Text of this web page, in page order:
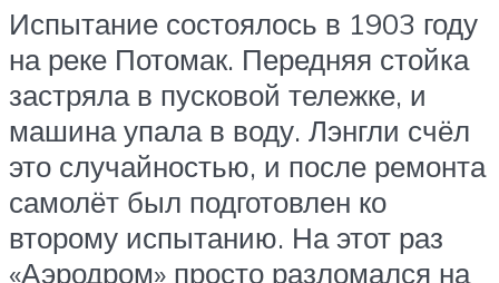
Испытание состоялось в 1903 году
на реке Потомак. Передняя стойка
застряла в пусковой тележке, и
машина упала в воду. Лэнгли счёл
это случайностью, и после ремонта
самолёт был подготовлен ко
второму испытанию. На этот раз
«Аэродром» просто разломался на